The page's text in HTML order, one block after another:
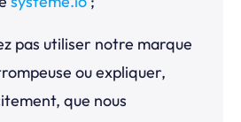
pas utiliser notre marque
ou expliquer,
que nous